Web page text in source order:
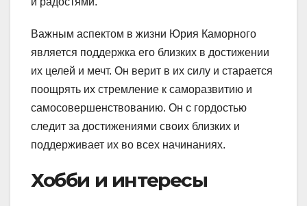
Важным аспектом в жизни Юрия Каморного
является поддержка его близких в достижении
их целей и мечт. Он верит в их силу и старается
поощрять их стремление к саморазвитию и
самосовершенствованию. Он с гордостью
следит за достижениями своих близких и
поддерживает их во всех начинаниях.
Хобби и интересы